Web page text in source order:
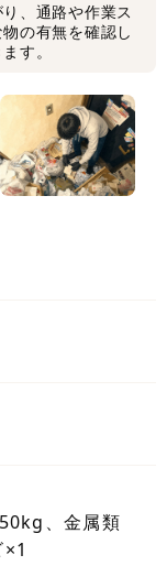
、通路や作業ス
の有無を確認し
す。
、金属類